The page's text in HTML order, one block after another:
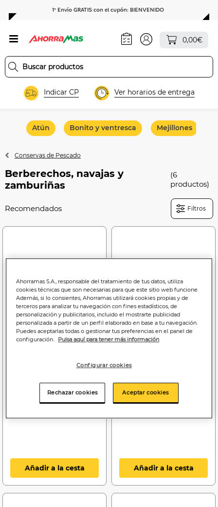
1º Envío GRATIS con el cupón: BIENVENIDO
0,00€
Indicar CP Ver horarios de entrega
Atún Bonito y ventresca Mejillones
Conservas de Pescado
Berberechos, navajas y
zamburiñas
(6
productos)
Filtros
55,44€/kg.peso esc
Berberechos Dani 90g en
Añadir a la cesta
3
55,40€/kg.peso esc
Berberechos al natural
Añadir a la cesta
Ahorramas S.A., responsable del tratamiento de tus datos, utiliza
cookies técnicas que son necesarias para que este sitio web funcione.
Además, si lo consientes, Ahorramas utilizará cookies propias y de
terceros para analizar tu navegación con fines estadísticos, de
personalización y publicitarios, incluido el mostrarte publicidad
personalizada a partir de un perfil elaborado en base a tu navegación.
Puedes aceptarlas todas o gestionar tus preferencias en el panel de
configuración.
Pulsa aquí para tener más información
Configurar cookies
Rechazar cookies Aceptar cookies